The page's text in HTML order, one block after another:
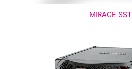
MIRAGE SST